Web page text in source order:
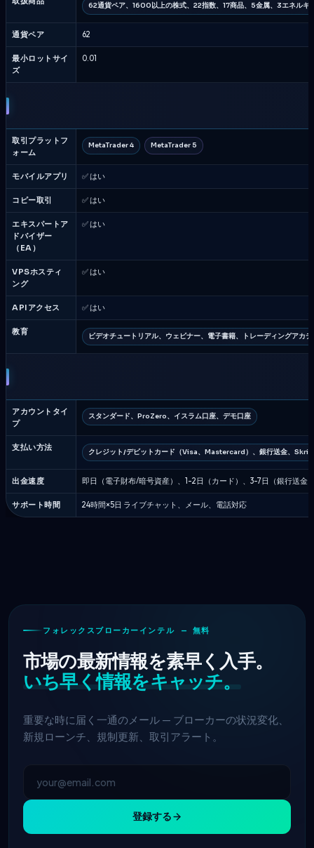
62通貨ペア、1600以上の株式、22指数、17商品、5金属、3エネルギ
通貨ペア 62
最小ロットサイ
ズ
0.01
取引プラットフ
ォーム
MetaTrader 4 MetaTrader 5
モバイルアプリ ✅ はい
コピー取引 ✅ はい
エキスパートア
ドバイザー
（EA）
✅ はい
VPSホスティ
ング
✅ はい
APIアクセス ✅ はい
教育 ビデオチュートリアル、ウェビナー、電子書籍、トレーディングアカ
アカウントタイ
プ
スタンダード、ProZero、イスラム口座、デモ口座
支払い方法 クレジット/デビットカード（Visa、Mastercard）、銀行送金、
出金速度 即日（電子財布/暗号資産）、1-2日（カード）、3-7日（銀行送金
サポート時間 24時間×5日 ライブチャット、メール、電話対応
フォレックスブローカーインテル — 無料
市場の最新情報を素早く入手。
いち早く情報をキャッチ。
重要な時に届く一通のメール — ブローカーの状況変化、
新規ローンチ、規制更新、取引アラート。
登録する